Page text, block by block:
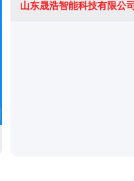
山东晟浩智能科技有限公司